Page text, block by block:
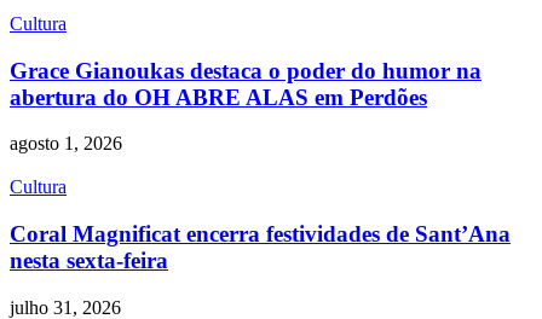
Cultura
Grace Gianoukas destaca o poder do humor na
abertura do OH ABRE ALAS em Perdões
agosto 1, 2026
Cultura
Coral Magnificat encerra festividades de Sant’Ana
nesta sexta-feira
julho 31, 2026